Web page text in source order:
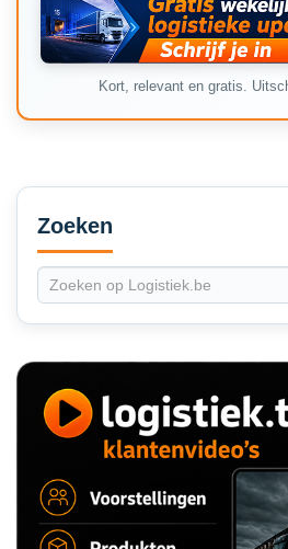
Kort, relevant en gratis.
Secondary
Sidebar
Zoeken